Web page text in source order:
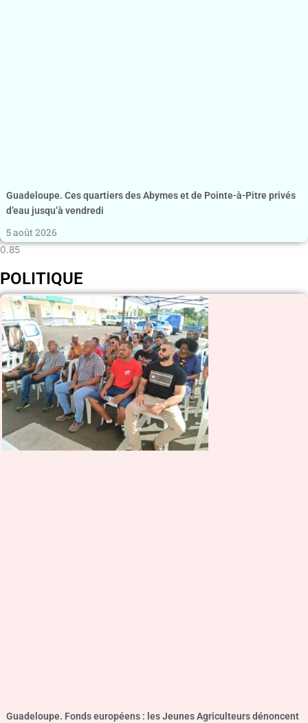
Guadeloupe. Ces quartiers des Abymes et de Pointe-à-Pitre privés
d’eau jusqu’à vendredi
5 août 2026
POLITIQUE
Guadeloupe. Fonds européens : les Jeunes Agriculteurs dénoncent